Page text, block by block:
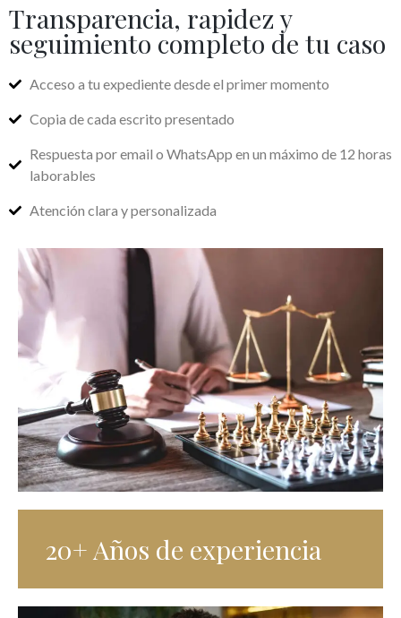
Transparencia, rapidez y
seguimiento completo de tu caso
Acceso a tu expediente desde el primer momento
Copia de cada escrito presentado
Respuesta por email o WhatsApp en un máximo de 12 horas
laborables
Atención clara y personalizada
20+ Años de experiencia